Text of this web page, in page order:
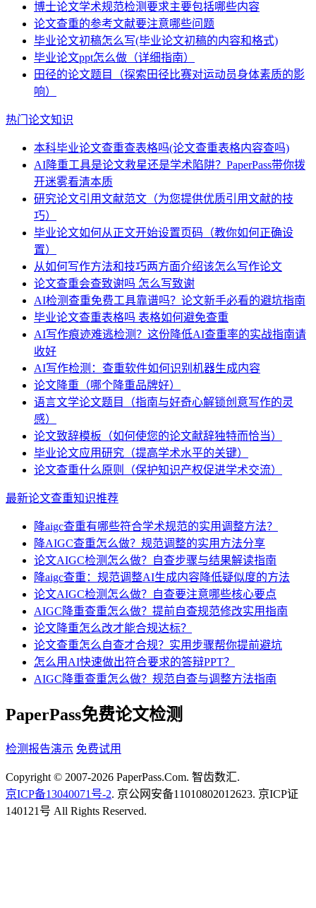
博士论文学术规范检测要求主要包括哪些内容
论文查重的参考文献要注意哪些问题
毕业论文初稿怎么写(毕业论文初稿的内容和格式)
毕业论文ppt怎么做（详细指南）
田径的论文题目（探索田径比赛对运动员身体素质的影
响）
热门论文知识
本科毕业论文查重查表格吗(论文查重表格内容查吗)
AI降重工具是论文救星还是学术陷阱？PaperPass带你拨
开迷雾看清本质
研究论文引用文献范文（为您提供优质引用文献的技
巧）
毕业论文如何从正文开始设置页码（教你如何正确设
置）
从如何写作方法和技巧两方面介绍该怎么写作论文
论文查重会查致谢吗 怎么写致谢
AI检测查重免费工具靠谱吗？论文新手必看的避坑指南
毕业论文查重表格吗 表格如何避免查重
AI写作痕迹难逃检测？这份降低AI查重率的实战指南请
收好
AI写作检测：查重软件如何识别机器生成内容
论文降重（哪个降重品牌好）
语言文学论文题目（指南与好奇心解锁创意写作的灵
感）
论文致辞模板（如何使您的论文献辞独特而恰当）
毕业论文应用研究（提高学术水平的关键）
论文查重什么原则（保护知识产权促进学术交流）
最新论文查重知识推荐
降aigc查重有哪些符合学术规范的实用调整方法？
降AIGC查重怎么做？规范调整的实用方法分享
论文AIGC检测怎么做？自查步骤与结果解读指南
降aigc查重：规范调整AI生成内容降低疑似度的方法
论文AIGC检测怎么做？自查要注意哪些核心要点
AIGC降重查重怎么做？提前自查规范修改实用指南
论文降重怎么改才能合规达标？
论文查重怎么自查才合规？实用步骤帮你提前避坑
怎么用AI快速做出符合要求的答辩PPT？
AIGC降重查重怎么做？规范自查与调整方法指南
PaperPass免费论文检测
检测报告演示 免费试用
Copyright © 2007-2026 PaperPass.Com. 智齿数汇.
京ICP备13040071号-2. 京公网安备11010802012623. 京ICP证
140121号 All Rights Reserved.